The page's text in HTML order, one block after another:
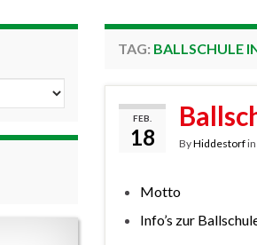
TAG: BALLSCHULE
FEB.
18 ByHiddestorfin
Motto
Info’s zur